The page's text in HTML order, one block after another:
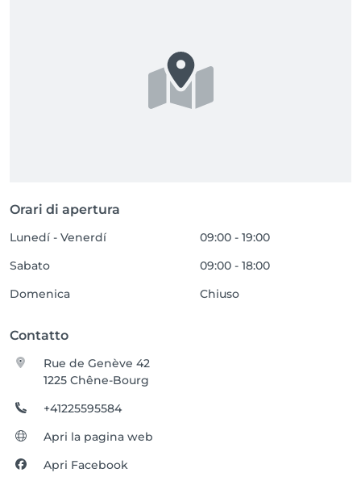
Orari di apertura
Lunedí - Venerdí
09:00 - 19:00
Sabato
09:00 - 18:00
Domenica
Chiuso
Contatto
Rue de Genève 42
1225 Chêne-Bourg
+41225595584
Apri la pagina web
Apri Facebook